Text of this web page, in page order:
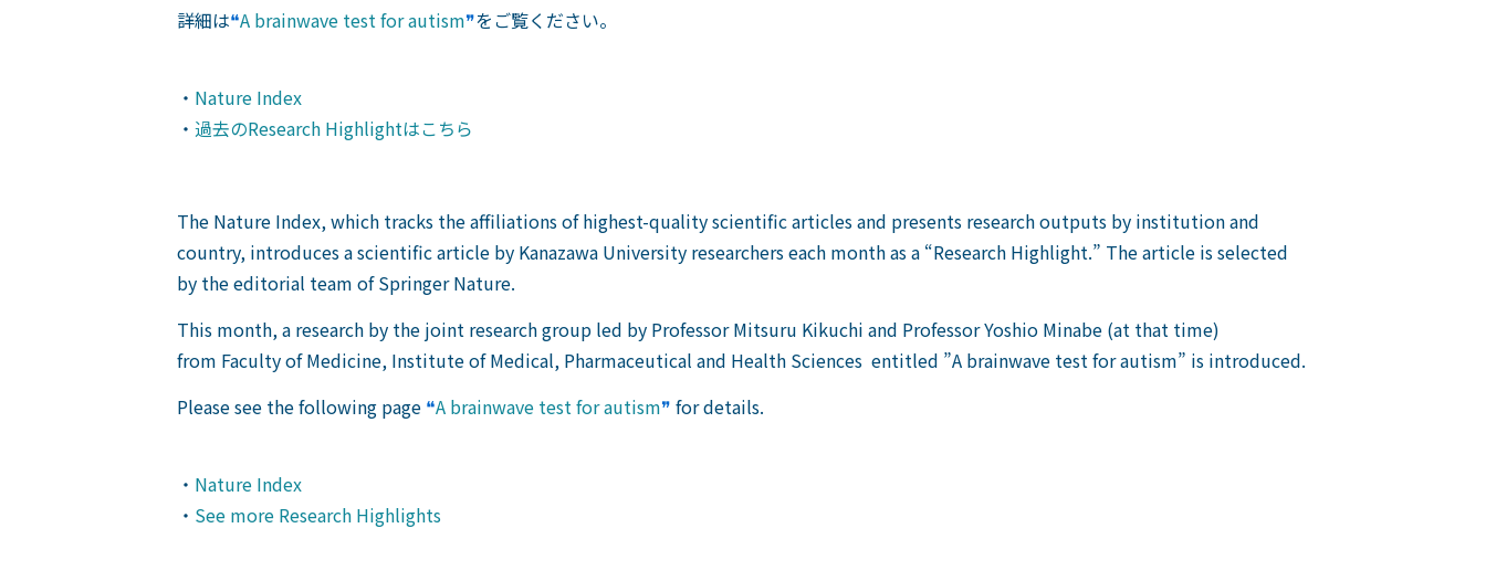
詳細は❝A brainwave test for autism❞をご覧ください。
・ Nature Index
・ 過去のResearch Highlightはこちら
The Nature Index, which tracks the affiliations of highest-quality scientific articles and presents research outputs by institution and
country, introduces a scientific article by Kanazawa University researchers each month as a “Research Highlight.” The article is selected
by the editorial team of Springer Nature.
This month, a research by the joint research group led by Professor Mitsuru Kikuchi and Professor Yoshio Minabe (at that time)
from Faculty of Medicine, Institute of Medical, Pharmaceutical and Health Sciences entitled ”A brainwave test for autism” is introduced.
Please see the following page ❝A brainwave test for autism❞ for details.
・ Nature Index
・ See more Research Highlights